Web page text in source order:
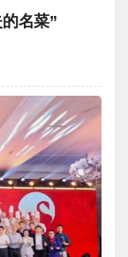
名菜”